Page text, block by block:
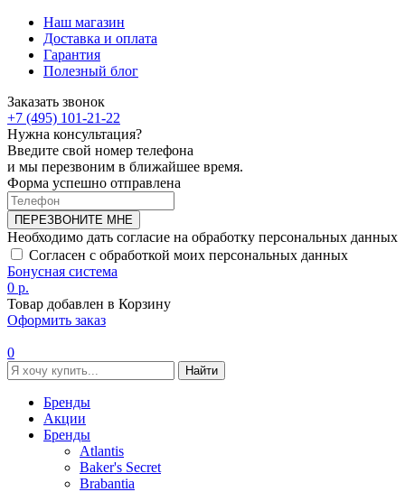
Наш магазин
Доставка и оплата
Гарантия
Полезный блог
Заказать звонок
+7 (495) 101-21-22
Нужна консультация?
Введите свой номер телефона
и мы перезвоним в ближайшее время.
Форма успешно отправлена
ПЕРЕЗВОНИТЕ МНЕ
Необходимо дать согласие на обработку персональных данных
Согласен с обработкой моих персональных данных
Бонусная система
0 р.
Товар добавлен в Корзину
Оформить заказ
0
Найти
Бренды
Акции
Бренды
Atlantis
Baker's Secret
Brabantia